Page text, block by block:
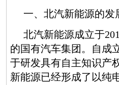
一、北汽新能源的发
北汽新能源成立于
的国有汽车集团。自成
于研发具有自主知识产
新能源已经形成了以纯